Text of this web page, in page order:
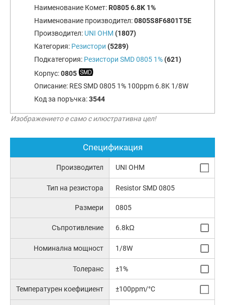
Наименование Комет: R0805 6.8K 1%
Наименование производител:0805S8F6801T5E
Производител: UNI OHM (1807)
Категория: Резистори (5289)
Подкатегория: Резистори SMD 0805 1% (621)
Корпус:0805
Описание: RES SMD 0805 1% 100ppm 6.8K 1/8W
Код за поръчка:3544
Изображението е само с илюстративна цел!
Спецификация
Производител UNI OHM
Тип на резистора Resistor SMD 0805
Размери 0805
Съпротивление 6.8kΩ
Номинална мощност 1/8W
Толеранс ±1%
Температурен коефициент ±100ppm/°C